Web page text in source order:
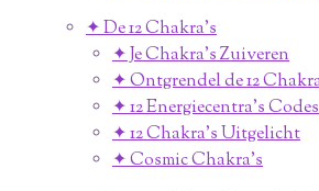
✦ De 12 Chakra's
✦ Je Chakra's Zuiveren
✦ Ontgrendel de 12
✦ 12 Energiecentra's
✦ 12 Chakra's Uitgelicht
✦ Cosmic Chakra's